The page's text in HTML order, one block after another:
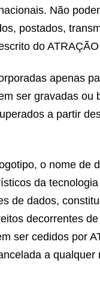
Não
postados,
do
apenas
ser gravadas ou
a partir
o nome de
da
de dados,
decorrentes
ser cedidos por
a